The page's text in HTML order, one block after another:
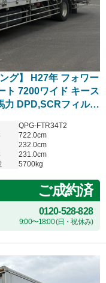
グ】 H27年 フォワー
ト 7200ワイド キース
力 DPD,SCRフィルタ
QPG-FTR34T2
722.0cm
232.0cm
231.0cm
5700kg
ご成約済
0120-528-828
9:00〜18:00 (日・祝休み)